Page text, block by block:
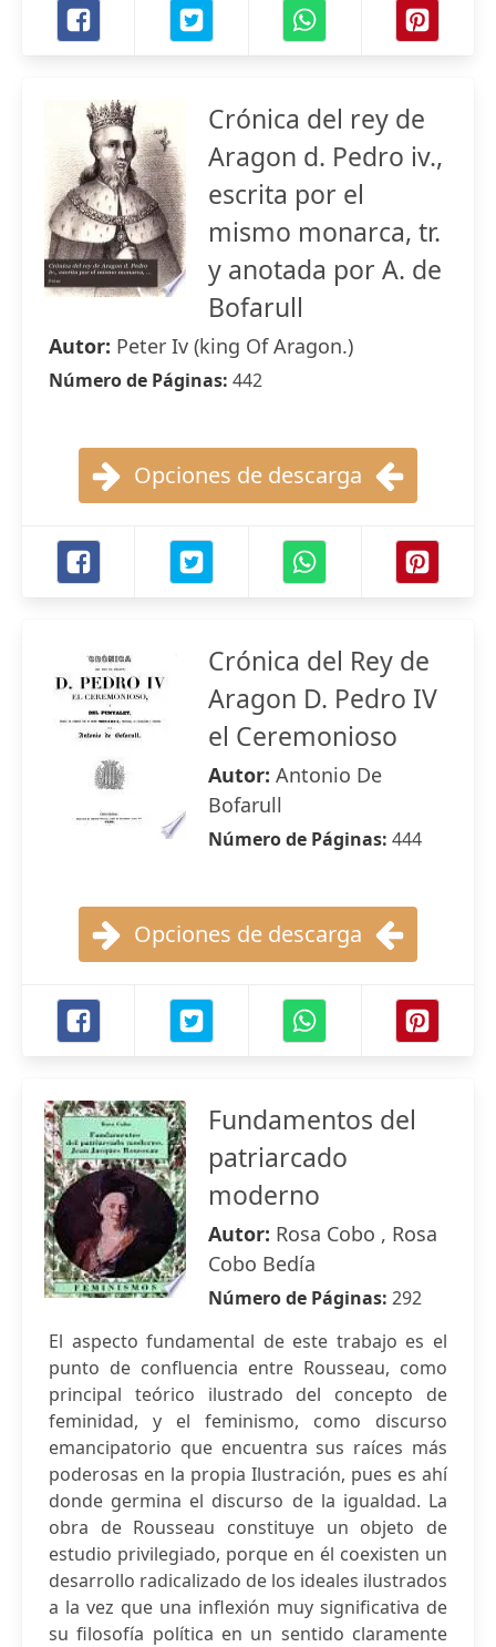
Crónica del rey de
Aragon d. Pedro iv.,
escrita por el
mismo monarca, tr.
y anotada por A. de
Bofarull
Autor: Peter Iv (king Of Aragon.)
Número de Páginas: 442
Opciones de descarga
Crónica del Rey de
Aragon D. Pedro IV
el Ceremonioso
Autor: Antonio De
Bofarull
Número de Páginas: 444
Opciones de descarga
Fundamentos del
patriarcado
moderno
Autor: Rosa Cobo , Rosa
Cobo Bedía
Número de Páginas: 292
El aspecto fundamental de este trabajo es el
punto de confluencia entre Rousseau, como
principal teórico ilustrado del concepto de
feminidad, y el feminismo, como discurso
emancipatorio que encuentra sus raíces más
poderosas en la propia Ilustración, pues es ahí
donde germina el discurso de la igualdad. La
obra de Rousseau constituye un objeto de
estudio privilegiado, porque en él coexisten un
desarrollo radicalizado de los ideales ilustrados
a la vez que una inflexión muy significativa de
su filosofía política en un sentido claramente